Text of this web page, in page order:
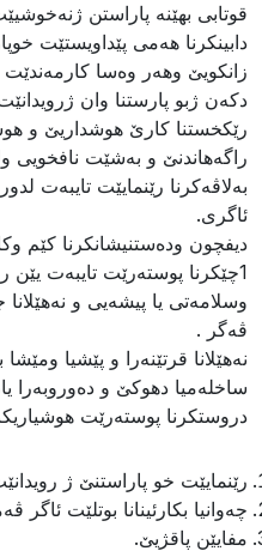
قوتابى بهێنه‌ پاراستن
دابینكرنا هه‌مى پێداویستێت
زانكویێ وهه‌ر وه‌سا
دكه‌ن ژبو پارستنا وان
رێكخستنا كارێ هوشداریێ و
راگه‌هاندنێ و به‌شێت نافخویى
به‌لاڤه‌كرنا رێنمایێت تایبه‌ت
ئاگرى.
دیفچون وده‌ستنیشانكرنا كێم
1چێكرنا پوسته‌رێت تایبه‌ت یێن
وسلامه‌تى یا پیشه‌یى و
ڤه‌گر .
نه‌هێلانا قرتێنه‌را و پێشیا
ساخله‌میا دهوكێ و ده‌وروبه‌را
دروستكرنا پوسته‌رێت
رێنمایێت خو پاراستنێ ژ
چه‌وانیا بكارئینانا بوتلێت ئاگر
مفایێن پاقژیێ.